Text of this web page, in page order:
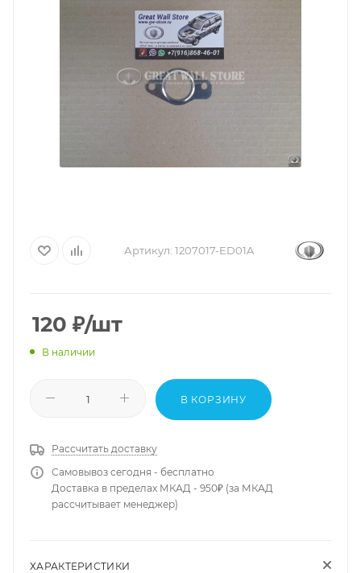
Артикул: 1207017-ED01A
120 ₽/шт
В наличии
В КОРЗИНУ
Рассчитать доставку
Самовывоз сегодня - бесплатно
Доставка в пределах МКАД - 950₽ (за МКАД
рассчитывает менеджер)
ХАРАКТЕРИСТИКИ